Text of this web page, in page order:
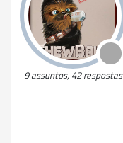
9 assuntos, 42 respostas